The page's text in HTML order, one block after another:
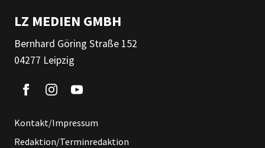
LZ MEDIEN GMBH
Bernhard Göring Straße 152
04277 Leipzig
Kontakt/Impressum
Redaktion/Terminredaktion